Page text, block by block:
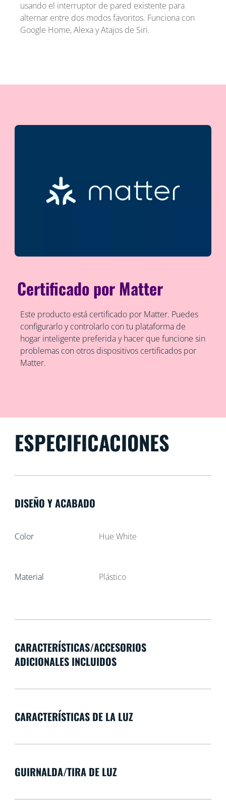
usando el interruptor de pared existente para
alternar entre dos modos favoritos. Funciona con
Google Home, Alexa y Atajos de Siri.
Certificado por Matter
Este producto está certificado por Matter. Puedes
configurarlo y controlarlo con tu plataforma de
hogar inteligente preferida y hacer que funcione sin
problemas con otros dispositivos certificados por
Matter.
ESPECIFICACIONES
DISEÑO Y ACABADO
Color Hue White
Material Plástico
CARACTERÍSTICAS/ACCESORIOS
ADICIONALES INCLUIDOS
CARACTERÍSTICAS DE LA LUZ
GUIRNALDA/TIRA DE LUZ